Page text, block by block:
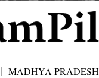
MADHYA PRADESH